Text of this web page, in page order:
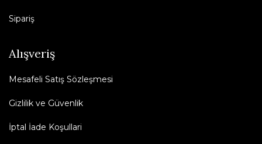
Sipariş
Alışveriş
Mesafeli Satış Sözleşmesi
Gizlilik ve Güvenlik
İptal İade Koşullari